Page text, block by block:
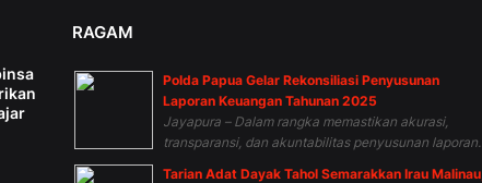
RAGAM
Polda Papua Gelar Rekonsiliasi Penyusunan
Laporan Keuangan Tahunan 2025
Jayapura – Dalam rangka memastikan akurasi,
transparansi, dan akuntabilitas penyusunan
Tarian Adat Dayak Tahol Semarakkan Irau